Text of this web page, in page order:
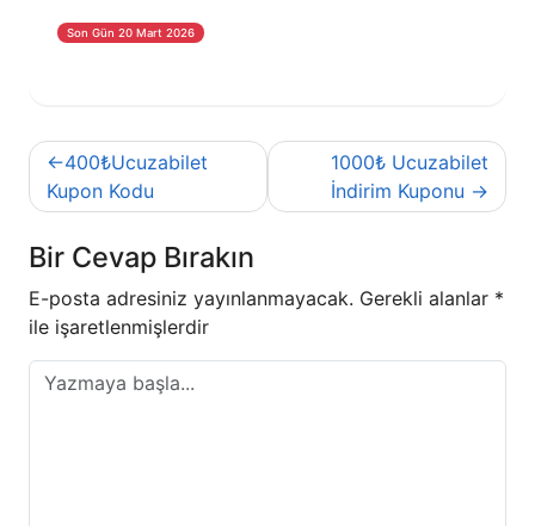
Son Gün 20 Mart 2026
Yazı
gezinmesi
400₺Ucuzabilet
Kupon Kodu
1000₺ Ucuzabilet
İndirim Kuponu
Bir Cevap Bırakın
E-posta adresiniz yayınlanmayacak. Gerekli alanlar *
ile işaretlenmişlerdir